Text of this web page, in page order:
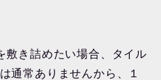
敷き詰めたい場合、タイル
通常ありませんから、１